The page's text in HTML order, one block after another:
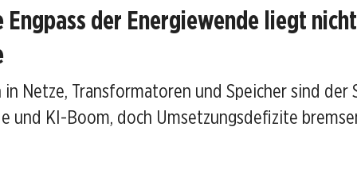
ein
Engpass der Energiewende liegt
Netze, Transformatoren und Speicher sind der
und KI-Boom, doch Umsetzungsdefizite